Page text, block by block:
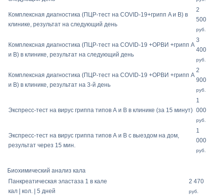
Комплексная диагностика (ПЦР-тест на COVID-19+грипп A и B) в
клинике, результат на следующий день
2
500
руб.
Комплексная диагностика (ПЦР-тест на COVID-19 +ОРВИ +грипп A
и B) в клинике, результат на следующий день
3
400
руб.
Комплексная диагностика (ПЦР-тест на COVID-19 +ОРВИ +грипп A
и B) в клинике, результат на 3-й день
2
900
руб.
Экспресс-тест на вирус гриппа типов А и В в клинике (за 15 минут)
1
000
руб.
Экспресс-тест на вирус гриппа типов А и В с выездом на дом,
результат через 15 мин.
1
000
руб.
Биохимический анализ кала
Панкреатическая эластаза 1 в кале
кал | кол. | 5 дней
2 470
руб.